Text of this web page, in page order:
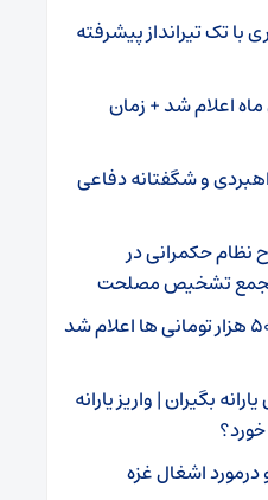
با تک تیرانداز پیشرفته
ماه اعلام شد + زمان
۵۵ پروژه راهبردی و شگفتانه دفاعی
نظام حکمرانی در
تشخیص مصلحت
ارزش سهام عدالت ۵۰۰ هزار تومانی ها اعلام شد
بگیران | واریز یارانه
اشغال غزه